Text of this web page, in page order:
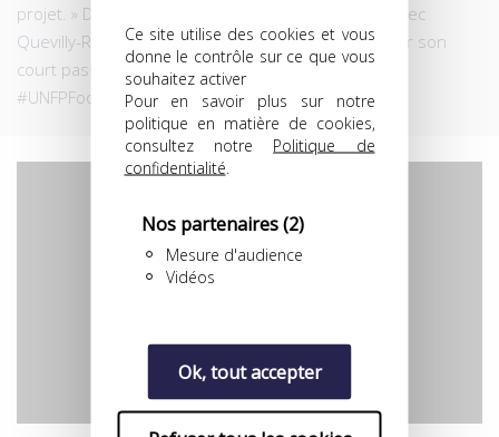
Ce site utilise des cookies et vous
donne le contrôle sur ce que vous
souhaitez activer
Pour en savoir plus sur notre
politique en matière de cookies,
consultez notre Politique de
confidentialité
Nos partenaires(2)
Mesure d'audience
Vidéos
Ok, tout accepter
projet. » Déjà reparti vers une nouvelle aventure avec
Quevilly-Rouen Métropole, Mathis Hamdi revient sur son
court passage avec nous. Bon vent Mathis
#UNFPFootballClub